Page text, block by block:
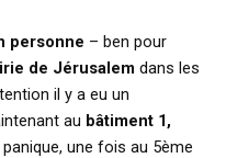
personne – ben pour
de Jérusalem dans les
il y a eu un
au bâtiment 1,
panique, une fois au 5ème